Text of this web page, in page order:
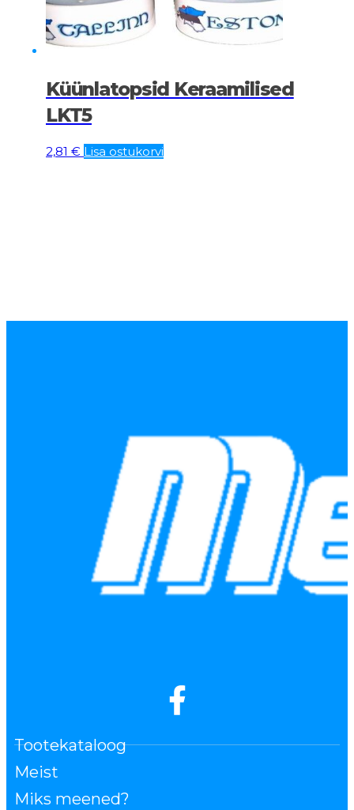
Küünlatopsid Keraamilised
LKT5
2,81 € Lisa ostukorvi
Tootekataloog
Meist
Miks meened?